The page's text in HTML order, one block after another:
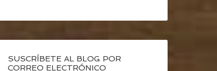
SUSCRÍBETE AL BLOG POR
CORREO ELECTRÓNICO